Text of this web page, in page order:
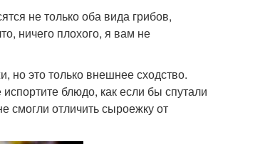
не только оба вида грибов,
ничего плохого, я вам не
но это только внешнее сходство.
блюдо, как если бы спутали
смогли отличить сыроежку от